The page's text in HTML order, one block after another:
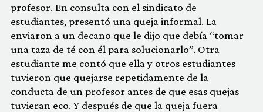
profesor. En consulta con el sindicato de
estudiantes, presentó una queja informal. La
enviaron a un decano que le dijo que debía “tomar
una taza de té con él para solucionarlo”. Otra
estudiante me contó que ella y otros estudiantes
tuvieron que quejarse repetidamente de la
conducta de un profesor antes de que esas quejas
tuvieran eco. Y después de que la queja fuera